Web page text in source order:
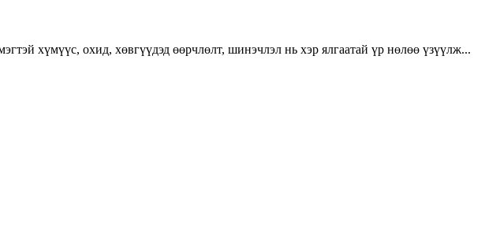
хүмүүс, охид, хөвгүүдэд өөрчлөлт, шинэчлэл нь хэр ялгаатай үр нөлөө үзүүлж...